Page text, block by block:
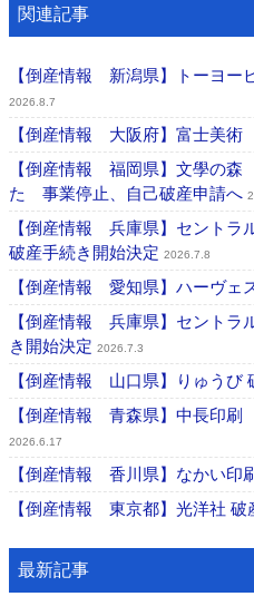
関連記事
【倒産情報 新潟県】トーヨ
2026.8.7
【倒産情報 大阪府】富士美
【倒産情報 福岡県】文學の
た 事業停止、自己破産申請へ
【倒産情報 兵庫県】セントラ
破産手続き開始決定 2026.7.8
【倒産情報 愛知県】ハーヴェ
【倒産情報 兵庫県】セントラ
き開始決定 2026.7.3
【倒産情報 山口県】りゅうび
【倒産情報 青森県】中長印
2026.6.17
【倒産情報 香川県】なかい印
【倒産情報 東京都】光洋社 破
最新記事